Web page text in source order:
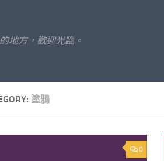
地方，歡迎光臨。
塗鴉
0